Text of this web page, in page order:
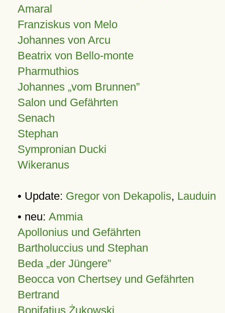
Amaral
Franziskus von Melo
Johannes von Arcu
Beatrix von Bello-monte
Pharmuthios
Johannes vom Brunnen
Salon und Gefährten
Senach
Stephan
Sympronian Ducki
Wikeranus
• Update: Gregor von Dekapolis, Lauduin
• neu: Ammia
Apollonius und Gefährten
Bartholuccius und Stephan
Beda „der Jüngere”
Beocca von Chertsey und Gefährten
Bertrand
Bonifatius Żukowski